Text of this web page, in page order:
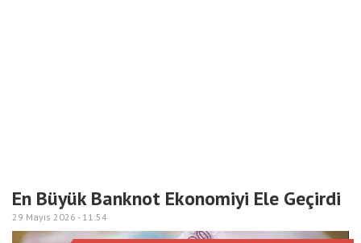
En Büyük Banknot Ekonomiyi Ele Geçirdi
29 Mayıs 2026 - 11:54